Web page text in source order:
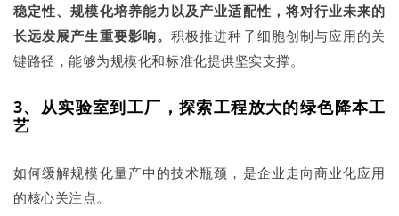
稳定性、规模化培养能力以及产业适配性 ，将对行业未来的
长远发展产生重要影响。积极推进种子细胞创制与应用的关
键路径，能够为规模化和标准化提供坚实支撑。
3、从实验室到工厂，探索工程放大的绿色降本工
艺
如何缓解规模化量产中的技术瓶颈，是企业走向商业化应用
的核心关注点。